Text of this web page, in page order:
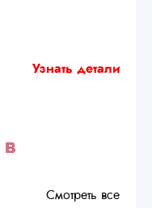
Узнать детали
в
Смотреть все